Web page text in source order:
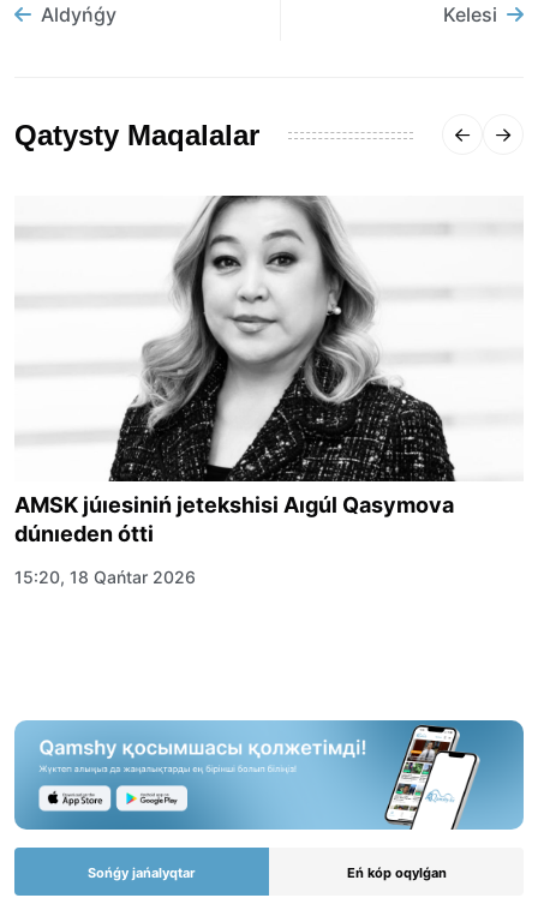
Aldyńǵy Kelesi
Qatysty Maqalalar
AMSK júıesiniń jetekshisi Aıgúl Qasymova
dúnıeden ótti
15:20, 18 Qańtar 2026
Sońǵy jańalyqtar Eń kóp oqylǵan